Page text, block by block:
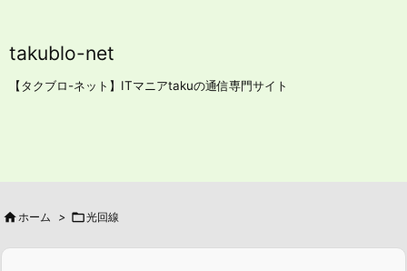
takublo-net
【タクブロ-ネット】ITマニアtakuの通信専門サイト
ホーム > 光回線